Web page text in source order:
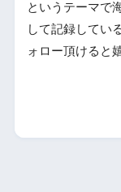
というテーマで
して記録してい
ォロー頂けると